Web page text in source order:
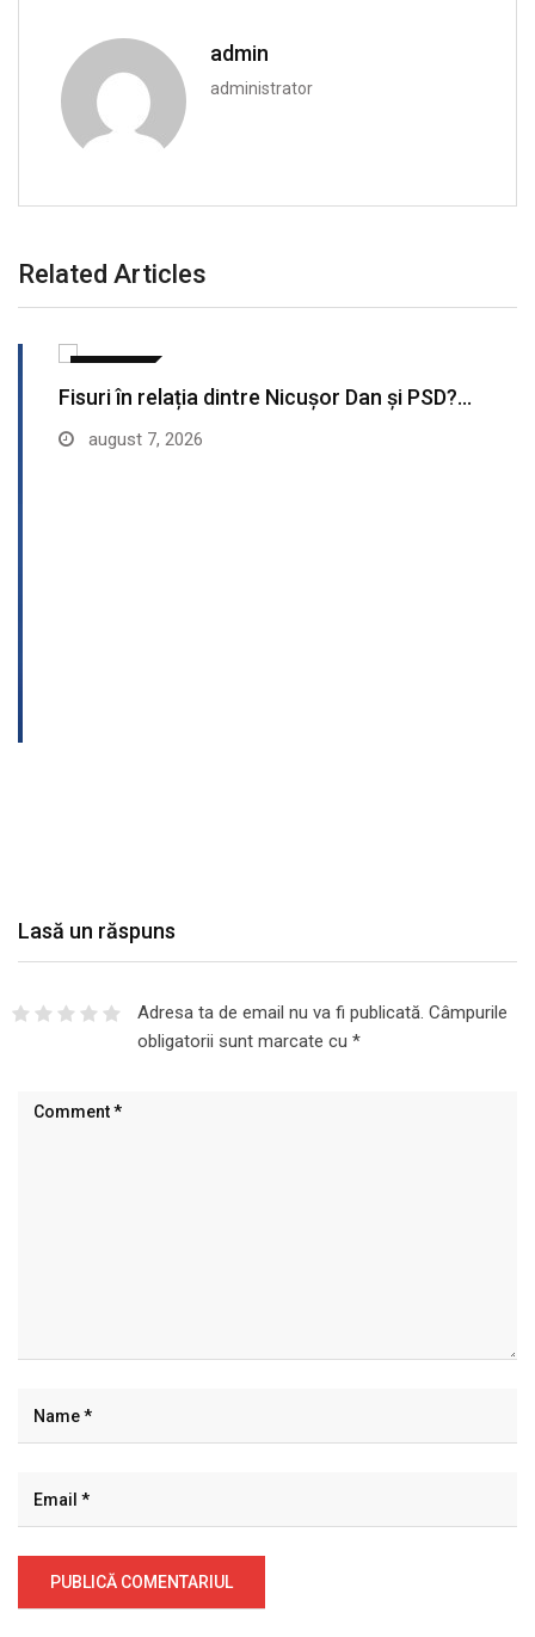
admin
administrator
Related Articles
Fisuri în relația dintre Nicușor Dan și PSD?…
august 7, 2026
Lasă un răspuns
Adresa ta de email nu va fi publicată. Câmpurile
obligatorii sunt marcate cu *